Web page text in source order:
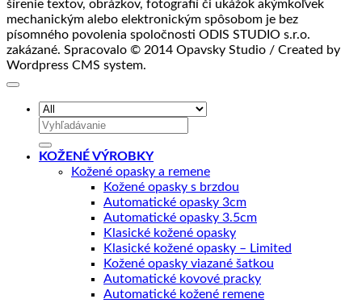
šírenie textov, obrázkov, fotografií či ukážok akýmkoľvek
mechanickým alebo elektronickým spôsobom je bez
písomného povolenia spoločnosti ODIS STUDIO s.r.o.
zakázané. Spracovalo © 2014 Opavsky Studio / Created by
Wordpress CMS system.
Hľadať:
KOŽENÉ VÝROBKY
Kožené opasky a remene
Kožené opasky s brzdou
Automatické opasky 3cm
Automatické opasky 3.5cm
Klasické kožené opasky
Klasické kožené opasky – Limited
Kožené opasky viazané šatkou
Automatické kovové pracky
Automatické kožené remene